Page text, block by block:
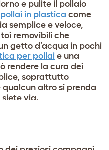
e pulite il pollaio
pollai in plastica come
semplice e veloce,
removibili che
getto d’acqua in pochi
per pollaie una
rendere la cura dei
soprattutto
altro si prenda
via.